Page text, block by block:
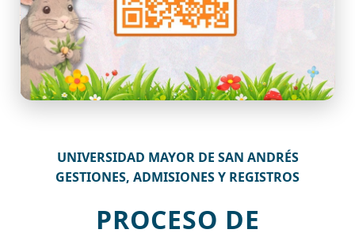
UNIVERSIDAD MAYOR DE SAN ANDRÉS
GESTIONES, ADMISIONES Y REGISTROS
PROCESO DE